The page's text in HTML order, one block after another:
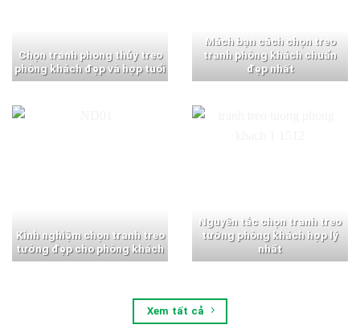
Chọn tranh phong thủy treo
phòng khách đẹp và hợp tuổi
Mách bạn cách chọn treo
tranh phòng khách chuẩn
đẹp nhất
Kinh nghiệm chọn tranh treo
tường đẹp cho phòng khách
Nguyên tắc chọn tranh treo
tường phòng khách hợp lý
nhất
Xem tất cả